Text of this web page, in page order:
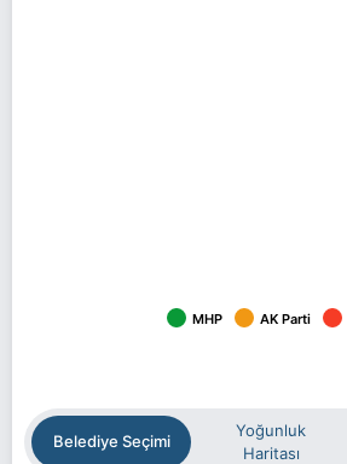
MHP AK Parti
Belediye Seçimi
Yoğunluk
Haritası